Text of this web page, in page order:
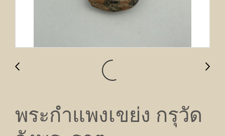
พระกำแพงเขย่ง กรุวัด